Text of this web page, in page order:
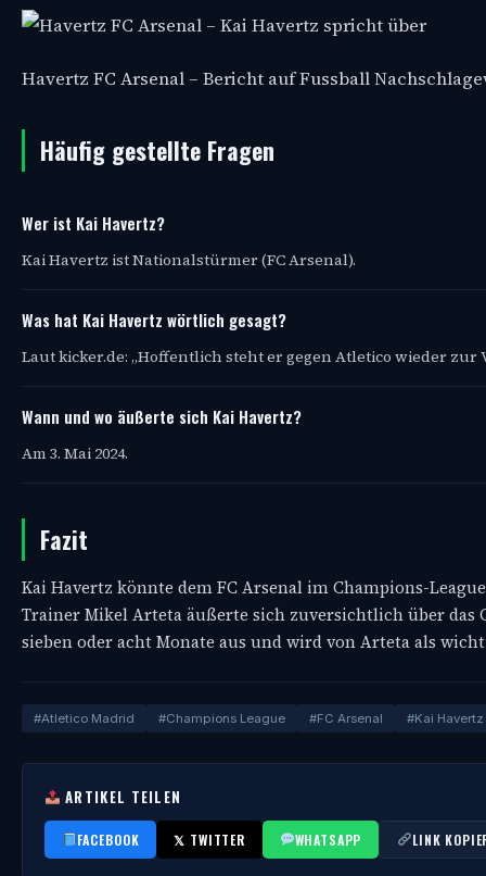
Havertz FC Arsenal – Bericht auf Fussball
Häufig gestellte Fragen
Wer ist Kai Havertz?
Kai Havertz ist Nationalstürmer (FC Arsenal).
Was hat Kai Havertz wörtlich gesagt?
Laut kicker.de: „Hoffentlich steht er gegen Atletico wieder
Wann und wo äußerte sich Kai Havertz?
Am 3. Mai 2024.
Fazit
Kai Havertz könnte dem FC Arsenal im Champions-
Trainer Mikel Arteta äußerte sich zuversichtlich über das
sieben oder acht Monate aus und wird von Arteta als
#Atletico Madrid #Champions League #FC Arsenal #Kai Havertz
ARTIKEL TEILEN
FACEBOOK 𝕏 TWITTER WHATSAPP LINK